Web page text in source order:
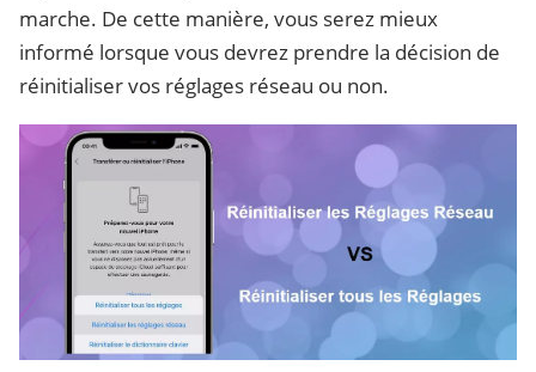
marche. De cette manière, vous serez mieux
informé lorsque vous devrez prendre la décision de
réinitialiser vos réglages réseau ou non.